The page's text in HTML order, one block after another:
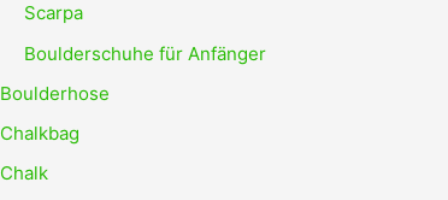
Scarpa
Boulderschuhe für Anfänger
Boulderhose
Chalkbag
Chalk